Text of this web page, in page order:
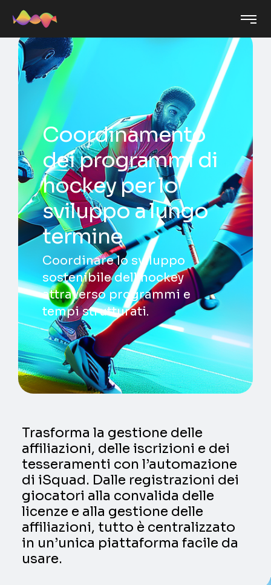
Coordinamento
dei programmi di
hockey per lo
sviluppo a lungo
termine
Coordinare lo sviluppo
sostenibile dell’hockey
attraverso programmi e
tempi strutturati.
Trasforma la gestione delle
affiliazioni, delle iscrizioni e dei
tesseramenti con l’automazione
di iSquad. Dalle registrazioni dei
giocatori alla convalida delle
licenze e alla gestione delle
affiliazioni, tutto è centralizzato
in un’unica piattaforma facile da
usare.